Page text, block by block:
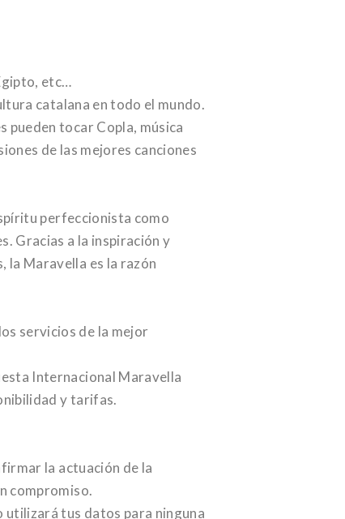
etc…
catalana en todo el mundo.
pueden tocar Copla, música
de las mejores canciones
perfeccionista como
Gracias a la inspiración y
la Maravella es la razón
servicios de la mejor
Internacional Maravella
y tarifas.
la actuación de la
compromiso.
utilizará tus datos para ninguna